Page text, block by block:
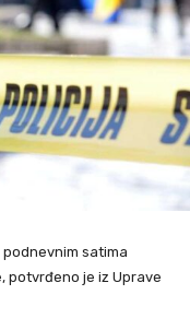
satima
potvrđeno je iz Uprave